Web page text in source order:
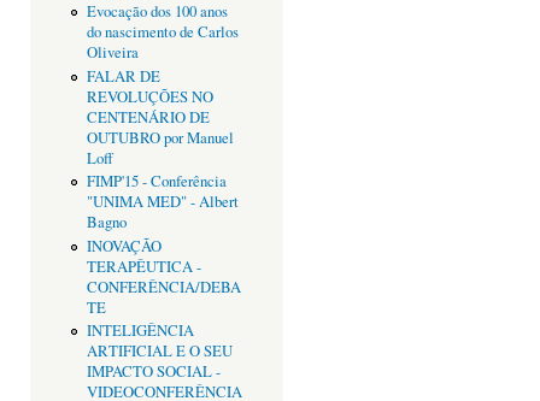
Evocação dos 100 anos
do nascimento de Carlos
Oliveira
FALAR DE
REVOLUÇÕES NO
CENTENÁRIO DE
OUTUBRO por Manuel
Loff
FIMP'15 - Conferência
"UNIMA MED" - Albert
Bagno
INOVAÇÃO
TERAPÊUTICA -
CONFERÊNCIA/DEBA
TE
INTELIGÊNCIA
ARTIFICIAL E O SEU
IMPACTO SOCIAL -
VIDEOCONFERÊNCIA